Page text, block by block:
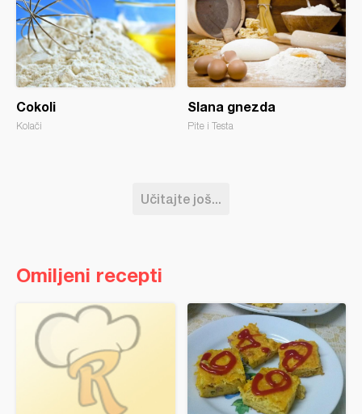
Cokoli
Kolači
Slana gnezda
Pite i Testa
Učitajte još...
Omiljeni recepti